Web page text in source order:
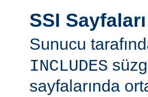
SSI Sayfaları
Sunucu
INCLUDES
sayfalarında